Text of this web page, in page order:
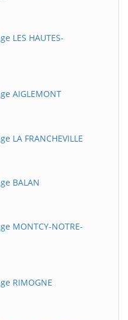
LES HAUTES-
AIGLEMONT
LA FRANCHEVILLE
BALAN
MONTCY-NOTRE-
RIMOGNE